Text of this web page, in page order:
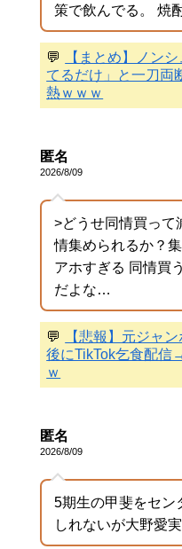
策で飲んでる。 焼
💬
【まとめ】ノン
てるだけ」と一刀両
熱ｗｗｗ
匿名
2026/8/09
>どうせ同情買って
情集められるか？
アホすぎる 同情買
だよな…
💬
【悲報】元ジャ
後にTikTok乞食配信
ｗ
匿名
2026/8/09
5期生の甲斐をセン
しれないが大野愛